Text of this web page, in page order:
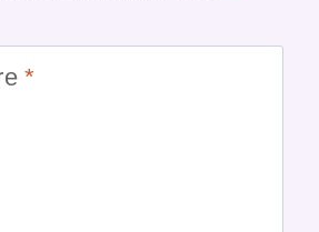
*